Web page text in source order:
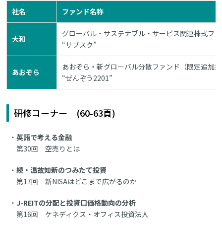
社名 ファンド名称
大和
グローバル・サステナブル・サービス関連株式フ
“サブスク”
あおぞら
あおぞら・新グローバル分散ファンド（限定追加
“ぜんぞう2201”
研修コーナー (60-63頁)
英語で考える金融
第30回 空売りとは
続・温故知新のつみたて投資
第17回 新NISAはどこまで広がるのか
J-REITの分配と投資口価格動向の分析
第16回 ケネディクス・オフィス投資法人